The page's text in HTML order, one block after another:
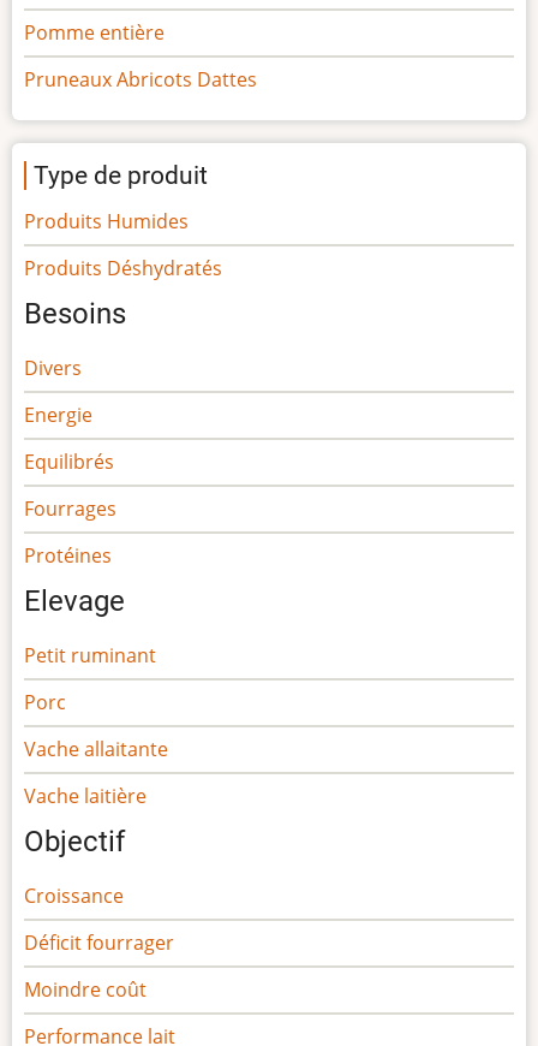
Pomme entière
Pruneaux Abricots Dattes
Type de produit
Produits Humides
Produits Déshydratés
Besoins
Divers
Energie
Equilibrés
Fourrages
Protéines
Elevage
Petit ruminant
Porc
Vache allaitante
Vache laitière
Objectif
Croissance
Déficit fourrager
Moindre coût
Performance lait